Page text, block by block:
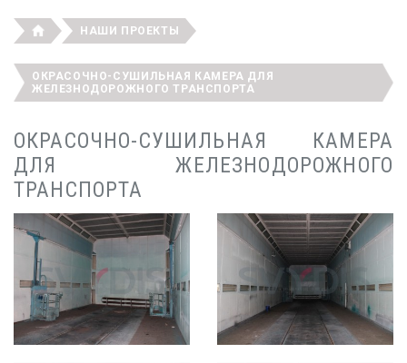
НАШИ ПРОЕКТЫ
ОКРАСОЧНО-СУШИЛЬНАЯ КАМЕРА ДЛЯ
ЖЕЛЕЗНОДОРОЖНОГО ТРАНСПОРТА
ОКРАСОЧНО-СУШИЛЬНАЯ КАМЕРА
ДЛЯ ЖЕЛЕЗНОДОРОЖНОГО
ТРАНСПОРТА